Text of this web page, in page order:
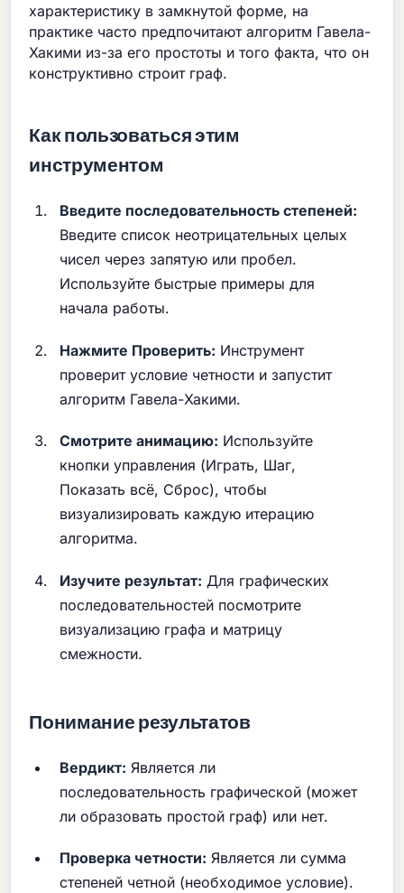
характеристику в замкнутой форме, на
практике часто предпочитают алгоритм Гавела-
Хакими из-за его простоты и того факта, что он
конструктивно строит граф.
Как пользоваться этим
инструментом
Введите последовательность степеней:
Введите список неотрицательных целых
чисел через запятую или пробел.
Используйте быстрые примеры для
начала работы.
Нажмите Проверить: Инструмент
проверит условие четности и запустит
алгоритм Гавела-Хакими.
Смотрите анимацию: Используйте
кнопки управления (Играть, Шаг,
Показать всё, Сброс), чтобы
визуализировать каждую итерацию
алгоритма.
Изучите результат: Для графических
последовательностей посмотрите
визуализацию графа и матрицу
смежности.
Понимание результатов
Вердикт: Является ли
последовательность графической (может
ли образовать простой граф) или нет.
Проверка четности: Является ли сумма
степеней четной (необходимое условие).